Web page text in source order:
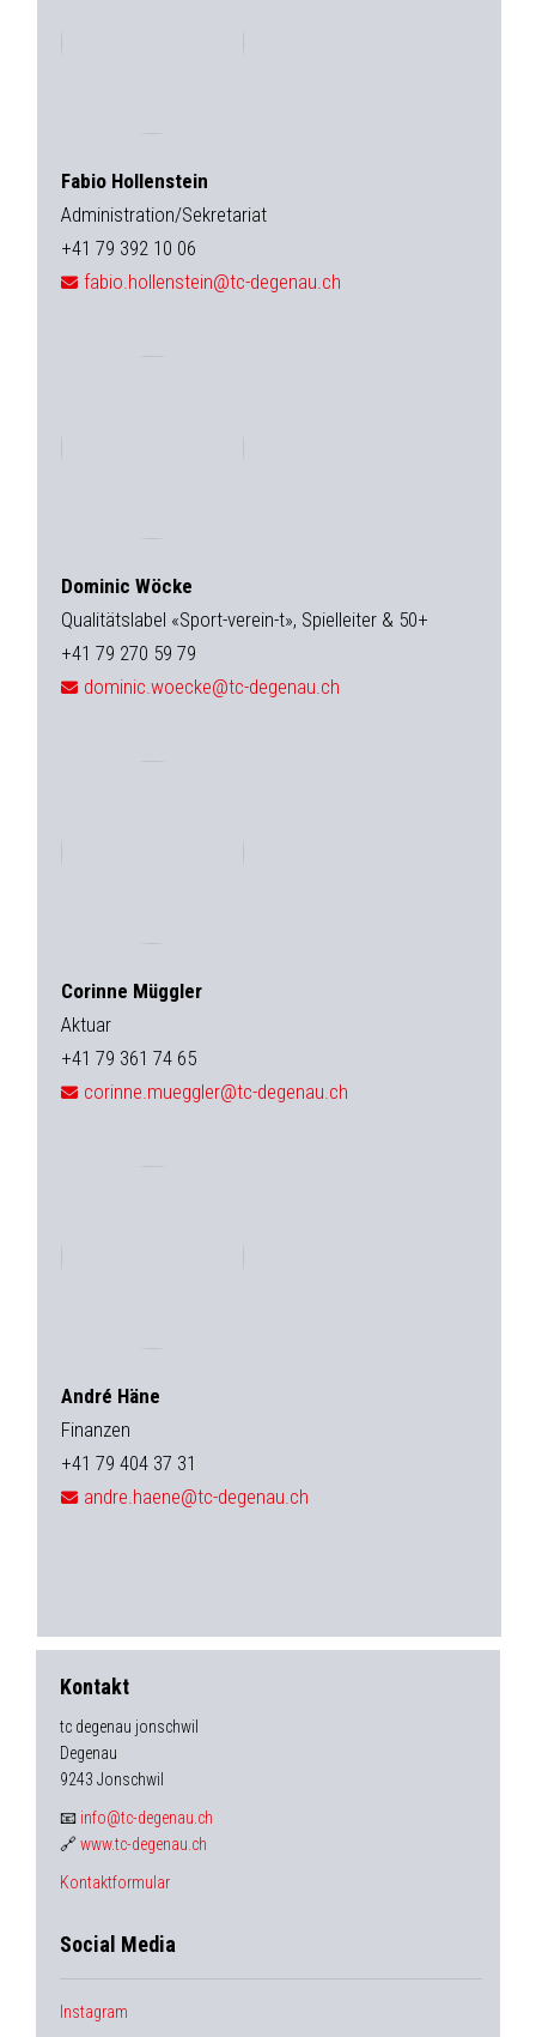
Fabio Hollenstein
Administration/Sekretariat
+41 79 392 10 06
fabio.hollenstein@tc-degenau.ch
Dominic Wöcke
Qualitätslabel «Sport-verein-t», Spielleiter & 50+
+41 79 270 59 79
dominic.woecke@tc-degenau.ch
Corinne Müggler
Aktuar
+41 79 361 74 65
corinne.mueggler@tc-degenau.ch
André Häne
Finanzen
+41 79 404 37 31
andre.haene@tc-degenau.ch
Kontakt
tc degenau jonschwil
Degenau
9243 Jonschwil
📧 info@tc-degenau.ch
🔗www.tc-degenau.ch
Kontaktformular
Social Media
Instagram